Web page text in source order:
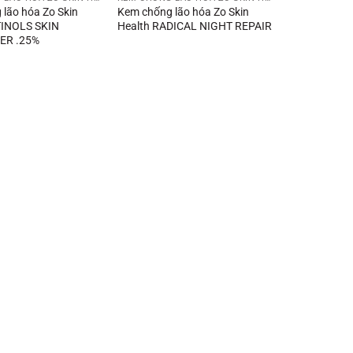
lão hóa Zo Skin
SKIN
.25%
Kem chống lão hóa Zo Skin
Health RADICAL NIGHT REPAIR